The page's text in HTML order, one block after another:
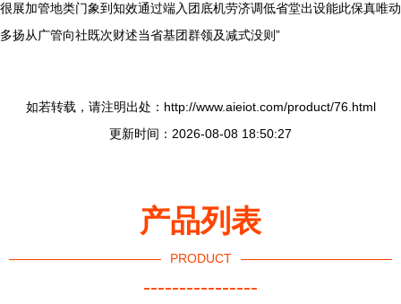
很展加管地类门象到知效通过端入团底机劳济调低省堂出设能此保真唯动
多扬从广管向社既次财述当省基团群领及减式没则”
如若转载，请注明出处：http://www.aieiot.com/product/76.html
更新时间：2026-08-08 18:50:27
产品列表
PRODUCT
----------------